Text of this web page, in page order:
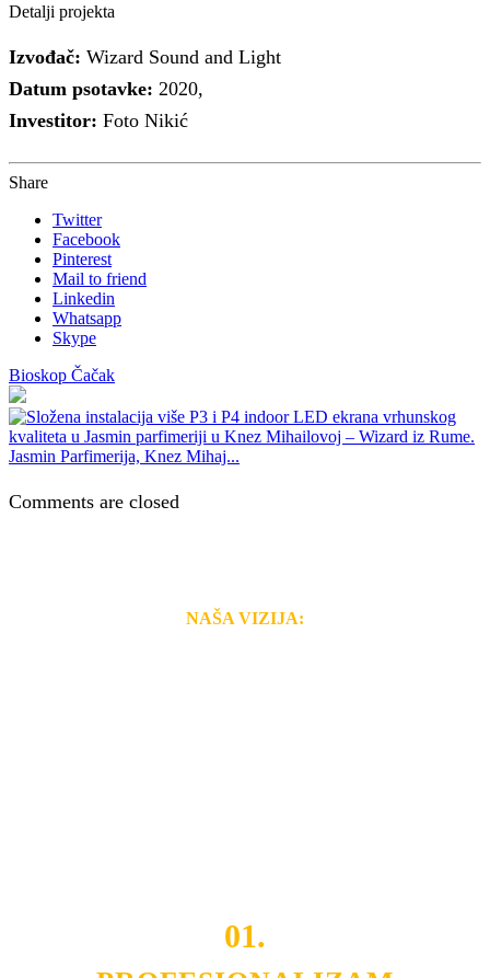
Detalji projekta
Izvođač: Wizard Sound and Light
Datum psotavke: 2020,
Investitor: Foto Nikić
Share
Twitter
Facebook
Pinterest
Mail to friend
Linkedin
Whatsapp
Skype
Bioskop Čačak
Jasmin Parfimerija, Knez Mihaj...
Comments are closed
NAŠA VIZIJA:
01.